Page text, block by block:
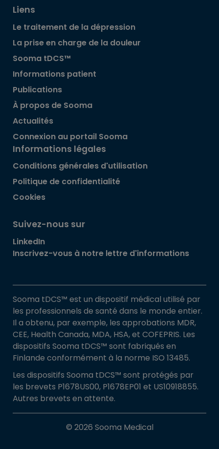
Liens
Le traitement de la dépression
La prise en charge de la douleur
Sooma tDCS™
Informations patient
Publications
À propos de Sooma
Actualités
Connexion au portail Sooma
Informations légales
Conditions générales d'utilisation
Politique de confidentialité
Cookies
Suivez-nous sur
LinkedIn
Inscrivez-vous à notre lettre d'informations
Sooma tDCS™ est un dispositif médical utilisé par
les professionnels de santé dans le monde entier.
Il a obtenu, par exemple, les approbations MDR,
CEE, Health Canada, MDA, HSA, et COFEPRIS. Les
dispositifs Sooma tDCS™ sont fabriqués en
Finlande conformément à la norme ISO 13485.
Les dispositifs Sooma tDCS™ sont protégés par
les brevets P1678US00, P1678EP01 et US10918855.
Autres brevets en attente.
© 2026 Sooma Medical